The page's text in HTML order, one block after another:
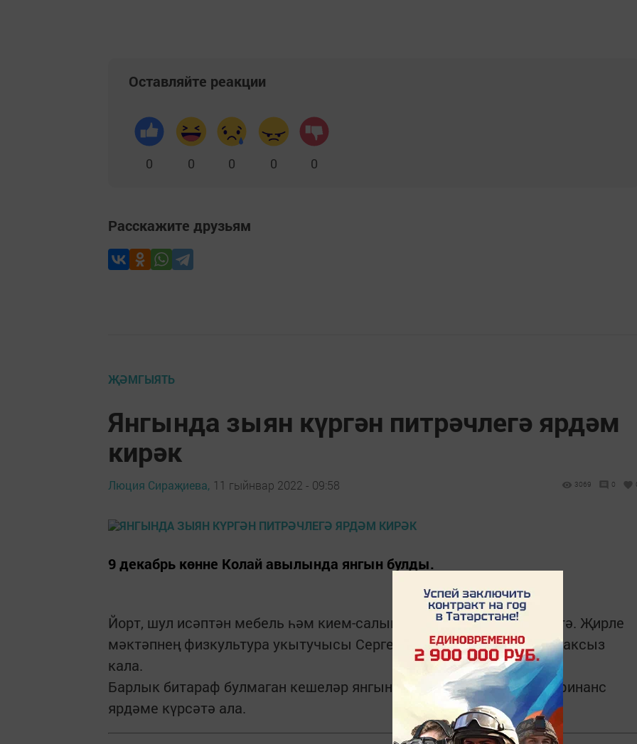
Оставляйте реакции
0 0 0 0 0
Расскажите друзьям
ҖӘМГЫЯТЬ
Янгында зыян күргән питрәчлегә ярдәм
кирәк
Люция Сираҗиева, 11 гыйнвар 2022 - 09:58 3069 0
9 декабрь көнне Колай авылында янгын булды.
Йорт, шул исәптән мебель һәм кием-салым да тулысынча янып бетә. Җирле
мәктәпнең физкультура укытучысы Сергеев Виктор Андреевич тораксыз
кала.
Барлык битараф булмаган кешеләр янгыннан зыян күргән кешегә финанс
ярдәме күрсәтә ала.